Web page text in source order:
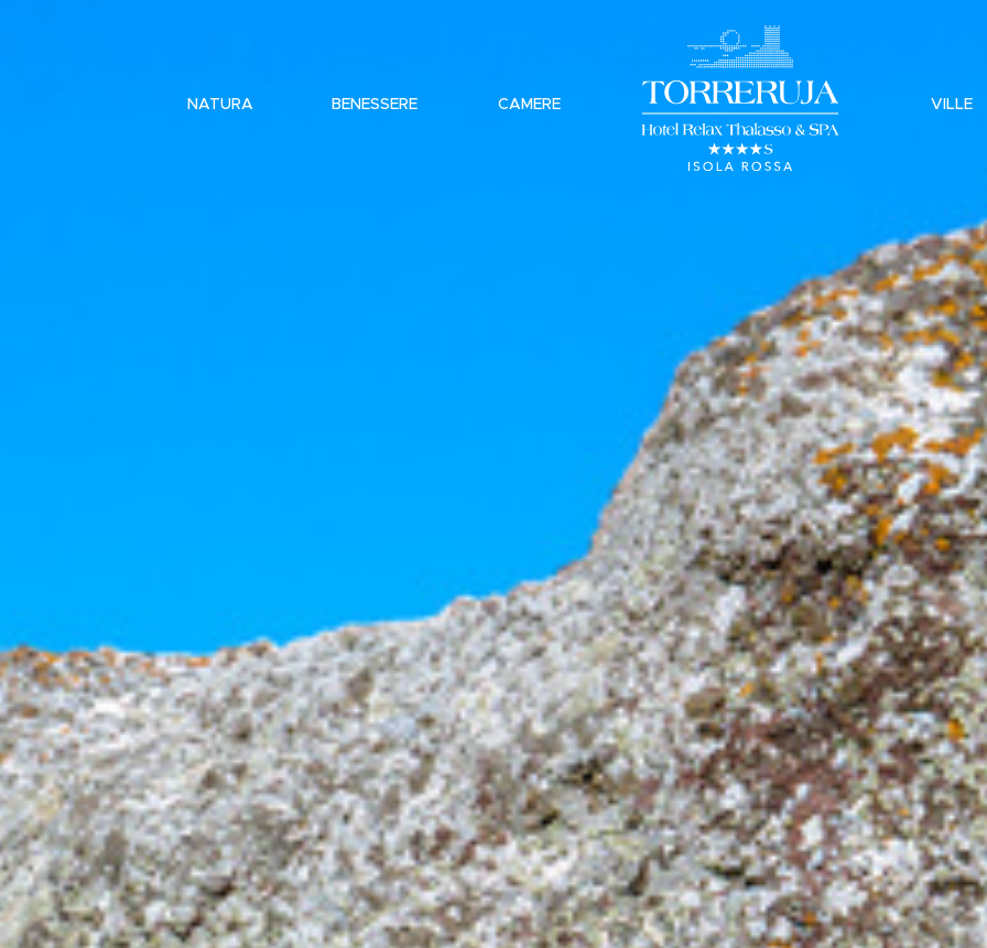
NATURA BENESSERE CAMERE VILLE